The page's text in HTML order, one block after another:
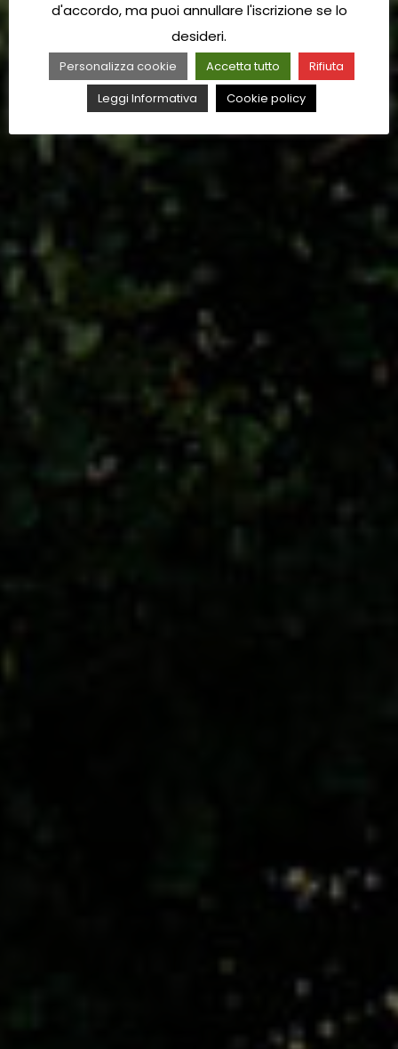
d'accordo, ma puoi annullare l'iscrizione se lo
desideri.
Personalizza cookie Accetta tutto
Rifiuta
Leggi Informativa
Cookie policy